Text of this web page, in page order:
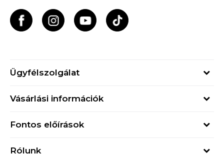
Ügyfélszolgálat
online@buzzsneakers.hu
Vásárlási információk
Visszatérítések
Fontos előírások
Rólunk